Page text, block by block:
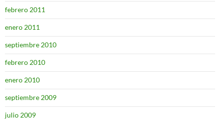
febrero 2011
enero 2011
septiembre 2010
febrero 2010
enero 2010
septiembre 2009
julio 2009